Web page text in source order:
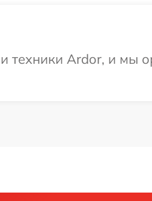
Ardor, и мы